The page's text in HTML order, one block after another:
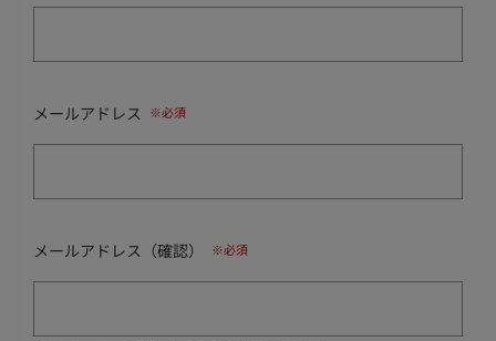
メールアドレス
メールアドレス（確認）